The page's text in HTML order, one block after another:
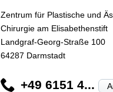
Zentrum für Plastische und
Chirurgie am Elisabethenstift
Landgraf-Georg-Straße 100
64287 Darmstadt
+49 6151 4...